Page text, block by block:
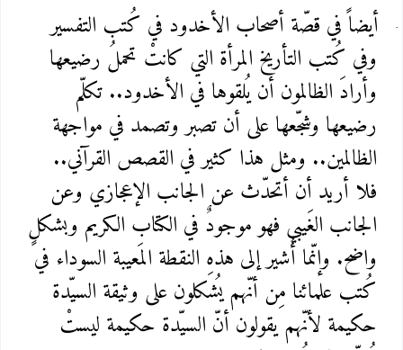
أيضاً في قصّة أصحاب الأخدود في كُتب التفسير
وفي كُتب التأريخ المرأة التي كانتْ تحملُ رضيعها
وأرادَ الظالمون أن يُلقوها في الأخدود.. تكلّم
رضيعها وشجّعها على أن تصبر وتصمد في مواجهة
الظالمين.. ومثل هذا كثير في القصص القرآني..
فلا أريد أن أتحدّث عن الجانب الإعجازي وعن
الجانب الغَيبي فهو موجودٌ في الكتاب الكريم وبشكلٍ
واضح. وإنّما أُشير إلى هذهِ النقطة المَعيبة السوداء في
كُتب علمائنا مِن أنّهم يُشكلون على وثيقة السيّدة
حكيمة لأنّهم يقولون أنّ السيّدة حكيمة ليستْ